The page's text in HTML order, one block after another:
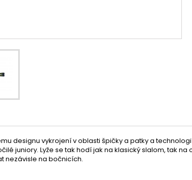
designu vykrojení v oblasti špičky a patky a
juniory. Lyže se tak hodí jak na klasický slalom, tak
nezávisle na bočnicích.